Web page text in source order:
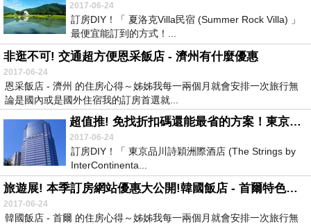
2017-06-24
訂房DIY！「 夏洛克Villa民宿 (Summer Rock Villa) 」
最便宜能訂到的方式！...
非逛不可! 交通超方便恩采飯店 - 濟州有什麼優惠
2017-06-24
恩采飯店 - 濟州 的住房心得～姊姊我每一兩個月就會安排一次旅行無
論是國內或是國外住宿我的訂房首選就...
超值推! 免找折扣碼還能最省的方案！東京品川詩穎洲際酒店 (The Strings by InterContinental, Tokyo)訂房首選
2017-06-24
訂房DIY！「 東京品川詩穎洲際酒店 (The Strings by
InterContinenta...
旅遊展! 本季訂房網站優惠大公開!韓國飯店 - 首爾特色訂房總整理
2017-06-24
韓國飯店 - 首爾 的住房心得～姊姊我每一兩個月就會安排一次旅行無